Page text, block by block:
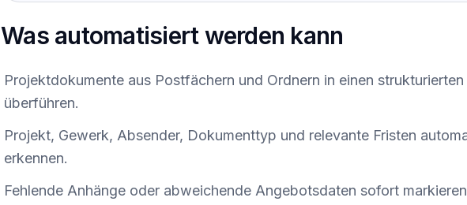
Was automatisiert werden kann
Projektdokumente aus Postfächern und Ordnern in einen
überführen.
Projekt, Gewerk, Absender, Dokumenttyp und relevante Fristen
erkennen.
Fehlende Anhänge oder abweichende Angebotsdaten sofort